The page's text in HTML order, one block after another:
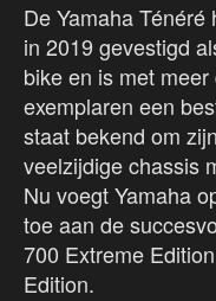
De Yamaha
in 2019 gevestigd
bike en is met
exemplaren een
staat bekend om
veelzijdige chassis
Nu voegt Yamaha
toe aan de
700 Extreme
Edition.